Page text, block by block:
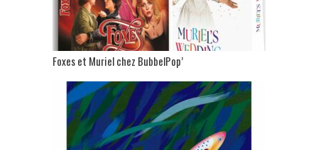
Foxes et Muriel chez BubbelPop’